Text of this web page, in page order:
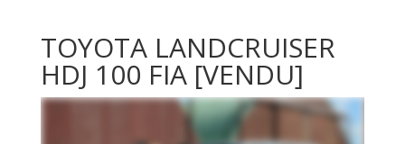
TOYOTA LANDCRUISER
HDJ 100 FIA [VENDU]